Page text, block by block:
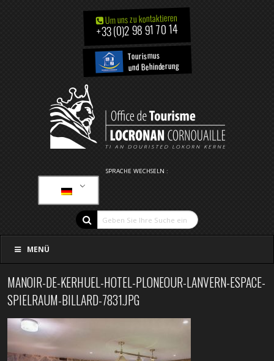
Um uns zu kontaktieren
+33 (0)2 98 91 70 14
Tourismus
und Behinderung
SPRACHE WECHSELN :
MENÜ
MANOIR-DE-KERHUEL-HOTEL-PLONEOUR-LANVERN-ESPACE-
SPIELRAUM-BILLARD-7831.JPG